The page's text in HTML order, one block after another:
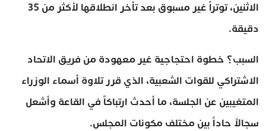
الاثنين، توتراً غير مسبوق بعد تأخر انطلاقها لأكثر من 35
دقيقة.
السبب؟ خطوة احتجاجية غير معهودة من فريق الاتحاد
الاشتراكي للقوات الشعبية، الذي قرر تلاوة أسماء الوزراء
المتغيبين عن الجلسة، ما أحدث ارتباكاً في القاعة وأشعل
سجالاً حاداً بين مختلف مكونات المجلس.